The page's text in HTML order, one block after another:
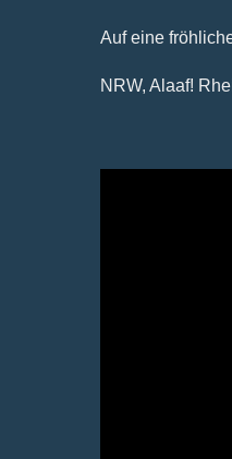
Auf eine
NRW, Alaaf!